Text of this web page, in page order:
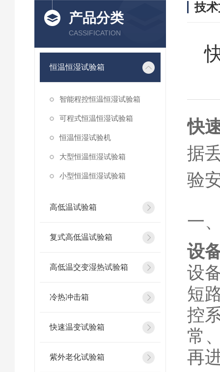
产品分类
CASSIFICATION
恒温恒湿试验箱
智能程控恒温恒湿试验箱
可程式恒温恒湿试验箱
恒温恒湿试验机
大型恒温恒湿试验箱
小型恒温恒湿试验箱
高低温试验箱
复式高低温试验箱
高低温交变湿热试验箱
冷热冲击箱
快速温变试验箱
紫外老化试验箱
技
快
据
验
一
设
设
短
控
常
再